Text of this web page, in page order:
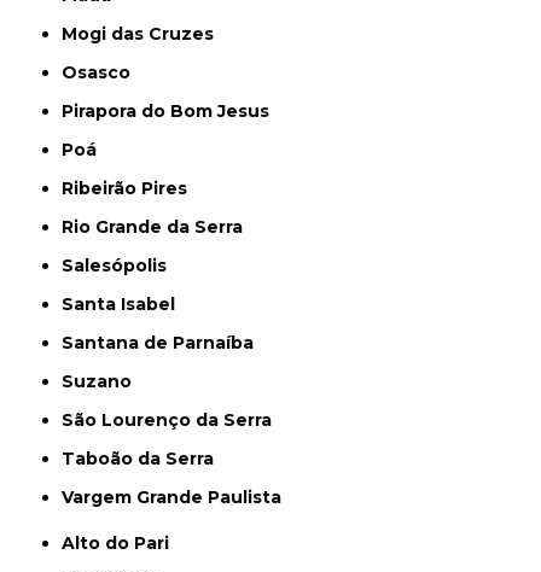
Mogi das Cruzes
Osasco
Pirapora do Bom Jesus
Poá
Ribeirão Pires
Rio Grande da Serra
Salesópolis
Santa Isabel
Santana de Parnaíba
Suzano
São Lourenço da Serra
Taboão da Serra
Vargem Grande Paulista
Alto do Pari